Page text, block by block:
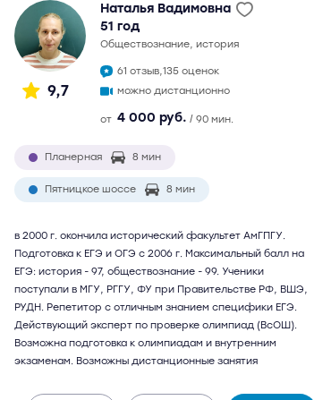
9,7
Наталья Вадимовна
51 год
обществознание, история
61 отзыв,135 оценок
можно дистанционно
от 4 000 руб. / 90 мин.
Планерная 8 мин
Пятницкое шоссе 8 мин
в 2000 г. окончила исторический факультет АмГПГУ.
Подготовка к ЕГЭ и ОГЭ с 2006 г. Максимальный балл на
ЕГЭ: история - 97, обществознание - 99. Ученики
поступали в МГУ, РГГУ, ФУ при Правительстве РФ, ВШЭ,
РУДН. Репетитор с отличным знанием специфики ЕГЭ.
Действующий эксперт по проверке олимпиад (ВсОШ).
Возможна подготовка к олимпиадам и внутренним
экзаменам. Возможны дистанционные занятия